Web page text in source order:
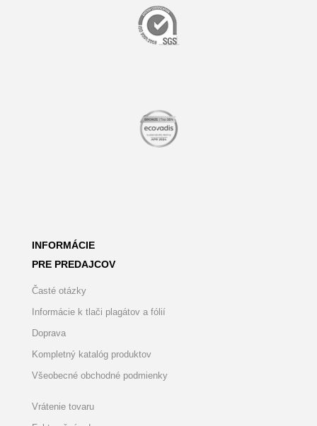
INFORMÁCIE
PRE PREDAJCOV
Časté otázky
Informácie k tlači plagátov a fólií
Doprava
Kompletný katalóg produktov
Všeobecné obchodné podmienky
Vrátenie tovaru